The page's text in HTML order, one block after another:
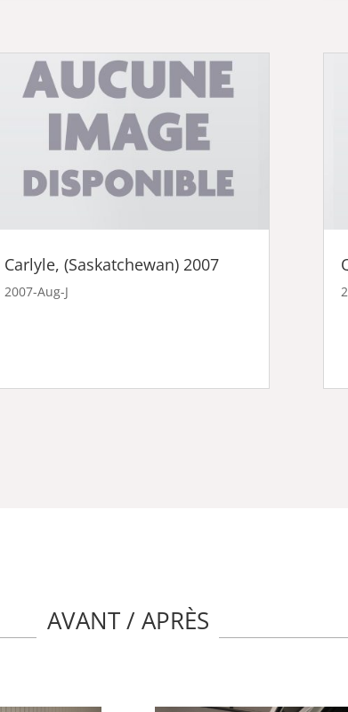
la Montérégie, l'Estrie et la région de...
Carlyle, (Saskatchewan) 2007
2007-Aug-J
AVANT / APRÈS